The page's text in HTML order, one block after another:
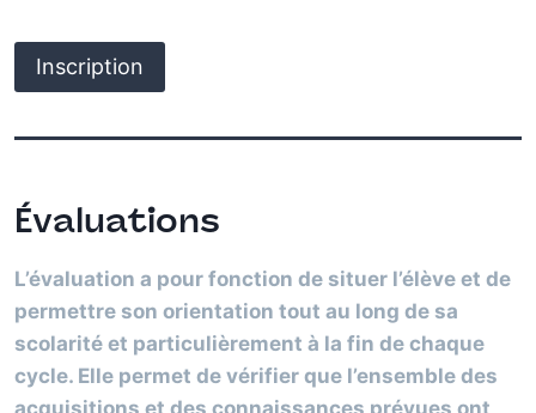
Inscription
Évaluations
L’évaluation a pour fonction de situer l’élève et de
permettre son orientation tout au long de sa
scolarité et particulièrement à la fin de chaque
cycle. Elle permet de vérifier que l’ensemble des